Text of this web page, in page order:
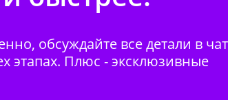
обсуждайте все детали в
этапах. Плюс - эксклюзивные